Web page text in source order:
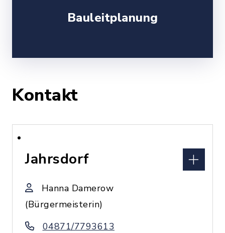
Bauleitplanung
Kontakt
Jahrsdorf
Hanna Damerow
(Bürgermeisterin)
04871/7793613